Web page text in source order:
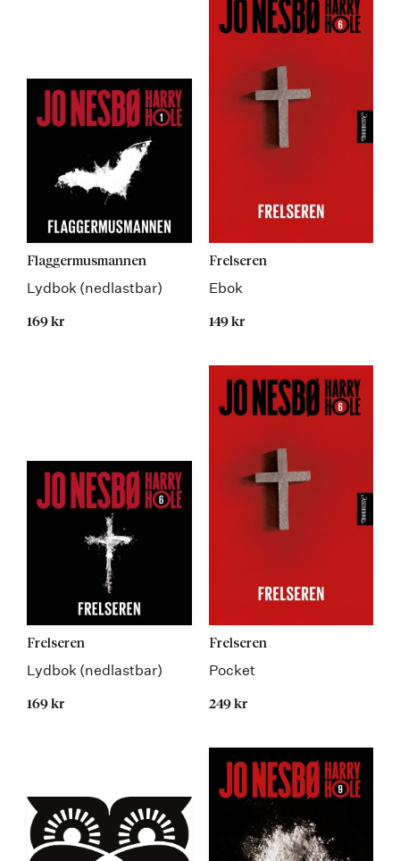
Flaggermusmannen
Lydbok (nedlastbar)
169 kr
Frelseren
Ebok
149 kr
Frelseren
Lydbok (nedlastbar)
169 kr
Frelseren
Pocket
249 kr